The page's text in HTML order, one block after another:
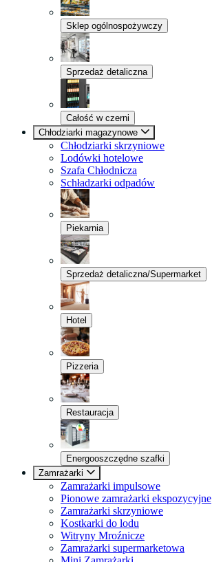
Sklep ogólnospożywczy
Sprzedaż detaliczna
Całość w czerni
Chłodziarki magazynowe
Chłodziarki skrzyniowe
Lodówki hotelowe
Szafa Chłodnicza
Schładzarki odpadów
Piekarnia
Sprzedaż detaliczna/Supermarket
Hotel
Pizzeria
Restauracja
Energooszczędne szafki
Zamrażarki
Zamrażarki impulsowe
Pionowe zamrażarki ekspozycyjne
Zamrażarki skrzyniowe
Kostkarki do lodu
Witryny Mroźnicze
Zamrażarki supermarketowa